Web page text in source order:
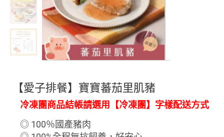
【愛子排餐】寶寶蕃茄里肌豬
冷凍團商品結帳請選用【冷凍團】字樣配送方式
◎ 100％國產豬肉